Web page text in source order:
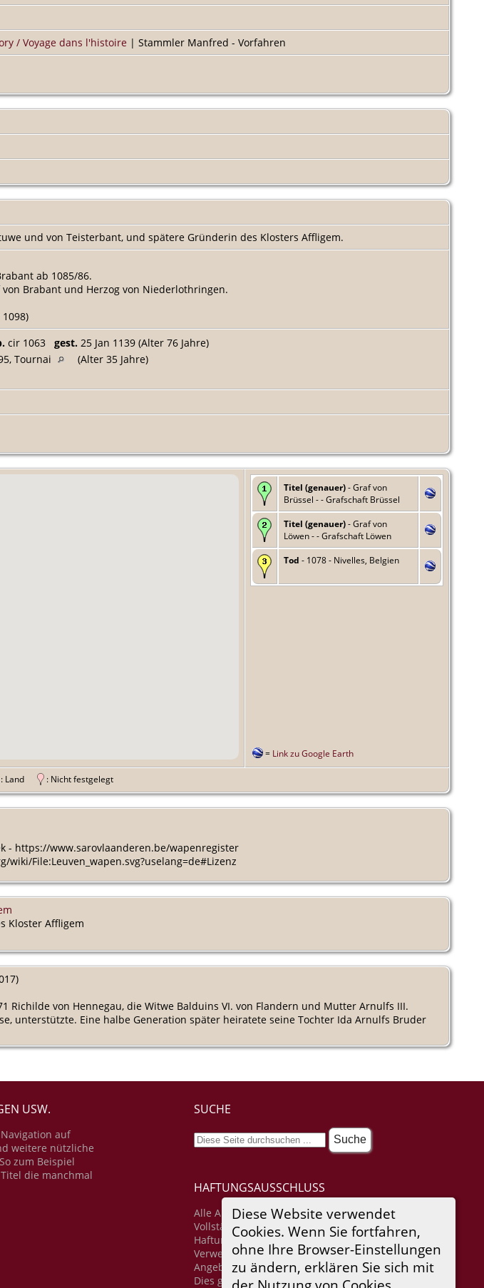
Diese Website verwendet
Cookies. Wenn Sie fortfahren,
ohne Ihre Browser-Einstellungen
zu ändern, erklären Sie sich mit
/ Voyage dans l'histoire | Stammler Manfred - Vorfahren
und von Teisterbant, und spätere Gründerin des Klosters Affligem.
ab 1085/86.
von Brabant und Herzog von Niederlothringen.
cir 1063 gest. 25 Jan 1139 (Alter 76 Jahre)
Tournai
(Alter 35 Jahre)
Titel (genauer)- Graf von
Brüssel - - Grafschaft Brüssel
Titel (genauer)- Graf von
Löwen - - Grafschaft Löwen
Tod - 1078 - Nivelles, Belgien
= Link zu Google Earth
: Land : Nicht festgelegt
- https://www.sarovlaanderen.be/wapenregister
File:Leuven_wapen.svg?uselang=de#Lizenz
Kloster Affligem
Richilde von Hennegau, die Witwe Balduins VI. von Flandern und Mutter Arnulfs III.
unterstützte. Eine halbe Generation später heiratete seine Tochter Ida Arnulfs Bruder
USW.
auf
weitere nützliche
zum Beispiel
die manchmal
SUCHE
HAFTUNGSAUSSCHLUSS
Alle Angaben erfolgen ohne Gewähr für
Vollständigkeit oder Richtigkeit. Es wird keine
Haftung übernommen für Schäden durch die
Verwendung von Informationen aus diesem Online-
Angebot oder durch das Fehlen von Informationen.
Dies gilt auch für Inhalte Dritter, die über dieses